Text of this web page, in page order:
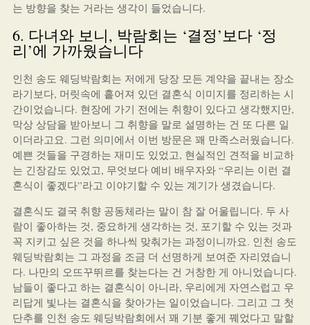
는 방향을 찾는 거라는 생각이 들었습니다.
6. 다녀와 보니, 박람회는 ‘결정’보다 ‘정
리’에 가까웠습니다
인천 송도 웨딩박람회는 저에게 당장 모든 계약을 끝내는 장소
라기보다, 머릿속에 흩어져 있던 결혼식 이미지를 정리하는 시
간이었습니다. 현장에 가기 전에는 취향이 있다고 생각했지만,
막상 상담을 받아보니 그 취향을 말로 설명하는 건 또 다른 일
이더라고요. 그런 의미에서 이번 방문은 꽤 만족스러웠습니다.
예쁜 것들을 구경하는 재미도 있었고, 현실적인 견적을 비교하
는 긴장감도 있었고, 무엇보다 예비 배우자와 “우리는 이런 결
혼식이 좋겠다”라고 이야기할 수 있는 계기가 생겼습니다.
결혼식도 결국 취향 공동체라는 말이 참 잘 어울립니다. 두 사
람이 좋아하는 것, 중요하게 생각하는 것, 포기할 수 있는 것과
꼭 지키고 싶은 것을 하나씩 맞춰가는 과정이니까요. 인천 송도
웨딩박람회는 그 과정을 조금 더 선명하게 보여준 자리였습니
다. 나만의 오뜨꾸뛰르를 찾는다는 건 거창한 게 아니었습니다.
남들이 좋다고 하는 결혼식이 아니라, 우리에게 자연스럽고 우
리답게 빛나는 결혼식을 찾아가는 일이었습니다. 그리고 그 첫
단추를 인천 송도 웨딩박람회에서 꽤 기분 좋게 꿰었다고 말할